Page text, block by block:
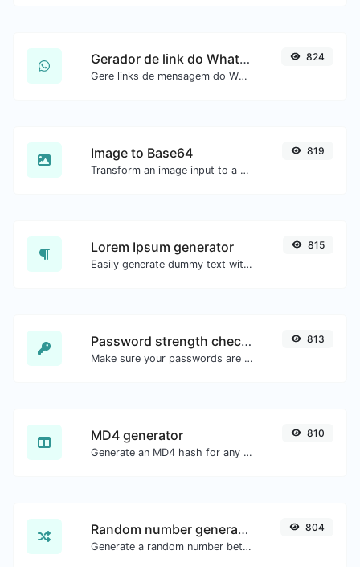
Gerador de link do WhatsApp
Gere links de mensagem do WhatsApp com facilidade.
824
Image to Base64
Transform an image input to a Base64 string.
819
Lorem Ipsum generator
Easily generate dummy text with the Lorem Ipsum generator.
815
Password strength checker
Make sure your passwords are good enough.
813
MD4 generator
Generate an MD4 hash for any string input.
810
Random number generator
Generate a random number between a given range.
804